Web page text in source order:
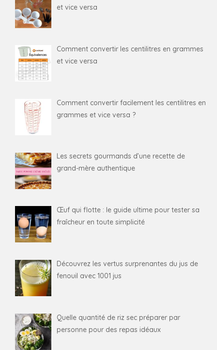
et vice versa
Comment convertir les centilitres en grammes
et vice versa
Comment convertir facilement les centilitres en
grammes et vice versa ?
Les secrets gourmands d’une recette de
grand-mère authentique
Œuf qui flotte : le guide ultime pour tester sa
fraîcheur en toute simplicité
Découvrez les vertus surprenantes du jus de
fenouil avec 1001 jus
Quelle quantité de riz sec préparer par
personne pour des repas idéaux